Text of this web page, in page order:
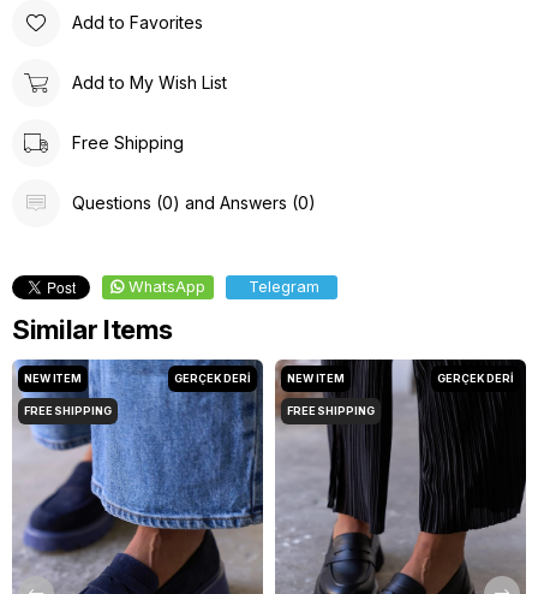
Add to Favorites
Add to My Wish List
Free Shipping
Questions (0) and Answers (0)
WhatsApp Telegram
Similar Items
NEW ITEM
FREE SHIPPING
GERÇEK DERİ NEW ITEM
FREE SHIPPING
GERÇEK DERİ